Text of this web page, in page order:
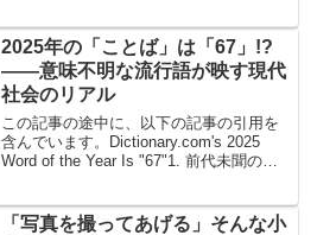
存在するのでしょうか。今回紹介する...
2025年の「ことば」は「67」!?
——意味不明な流行語が映す現代
社会のリアル
この記事の途中に、以下の記事の引用を
含んでいます。Dictionary.com's 2025
Word of the Year Is "67"1. 前代未聞の選
「写真を撮ってあげる」そんな小